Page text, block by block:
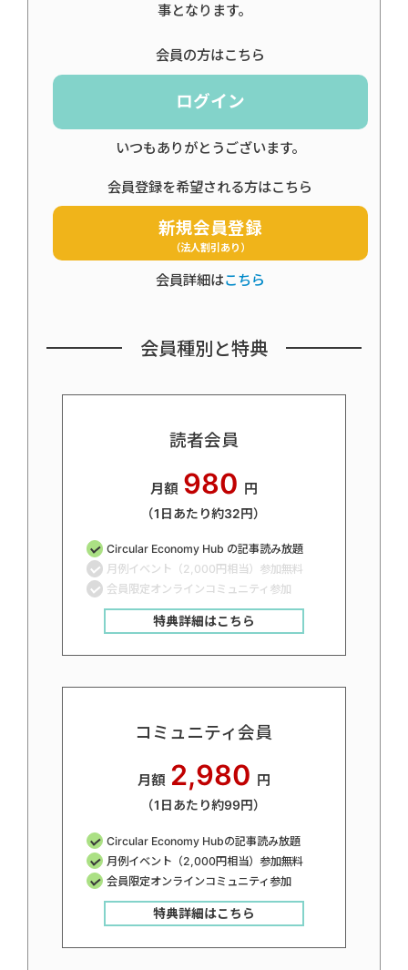
事となります。
会員の方はこちら
ログイン
いつもありがとうございます。
会員登録を希望される方はこちら
新規会員登録
（法人割引あり）
会員詳細はこちら
会員種別と特典
読者会員
月額 980 円
（1日あたり約32円）
Circular Economy Hub の記事読み放題
月例イベント（2,000円相当）参加無料
会員限定オンラインコミュニティ参加
特典詳細はこちら
コミュニティ会員
月額 2,980 円
（1日あたり約99円）
Circular Economy Hubの記事読み放題
月例イベント（2,000円相当）参加無料
会員限定オンラインコミュニティ参加
特典詳細はこちら